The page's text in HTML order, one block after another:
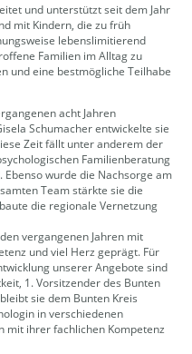
und unterstützt seit dem Jahr
mit Kindern, die zu früh
lebenslimitierend
Familien im Alltag zu
und eine bestmögliche Teilhabe
acht Jahren
Schumacher entwickelte sie
Zeit fällt unter anderem der
Familienberatung
wurde die Nachsorge am
Team stärkte sie die
die regionale Vernetzung
vergangenen Jahren mit
und viel Herz geprägt. Für
unserer Angebote sind
1. Vorsitzender des Bunten
sie dem Bunten Kreis
in verschiedenen
mit ihrer fachlichen Kompetenz